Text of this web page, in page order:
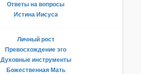
Ответы на вопросы
Истина Иисуса
Личный рост
Превосхождение эго
Духовные инструменты
Божественная Мать